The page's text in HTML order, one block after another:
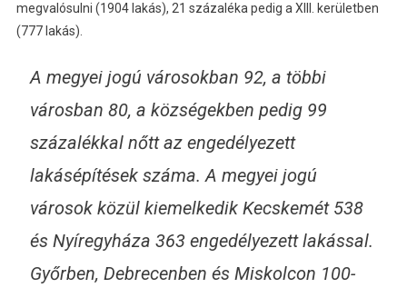
megvalósulni (1904 lakás), 21 százaléka pedig a XIII. kerületben
(777 lakás).
A megyei jogú városokban 92, a többi
városban 80, a községekben pedig 99
százalékkal nőtt az engedélyezett
lakásépítések száma. A megyei jogú
városok közül kiemelkedik Kecskemét 538
és Nyíregyháza 363 engedélyezett lakással.
Győrben, Debrecenben és Miskolcon 100-